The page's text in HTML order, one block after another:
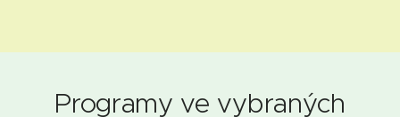
Programy ve vybraných